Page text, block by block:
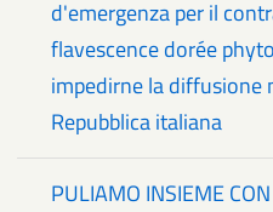
d'emergenza per il
flavescence dorée
impedirne la diffusione
Repubblica italiana
PULIAMO INSIEME